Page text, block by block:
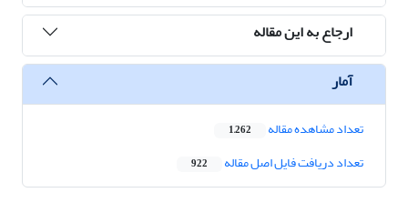
ارجاع به این مقاله
آمار
تعداد مشاهده مقاله 1,262
تعداد دریافت فایل اصل مقاله 922